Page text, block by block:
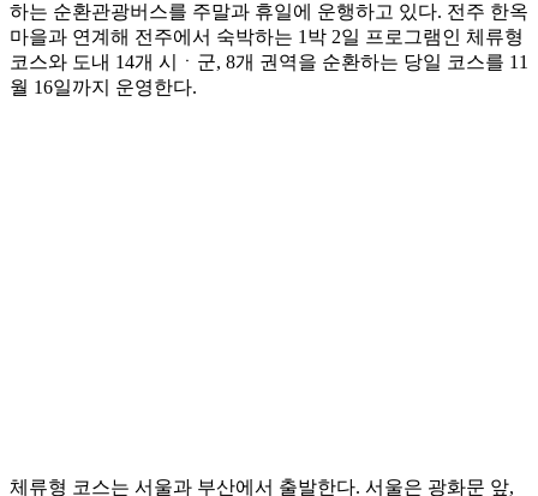
하는 순환관광버스를 주말과 휴일에 운행하고 있다. 전주 한옥
마을과 연계해 전주에서 숙박하는 1박 2일 프로그램인 체류형
코스와 도내 14개 시ㆍ군, 8개 권역을 순환하는 당일 코스를 11
월 16일까지 운영한다.
체류형 코스는 서울과 부산에서 출발한다. 서울은 광화문 앞,